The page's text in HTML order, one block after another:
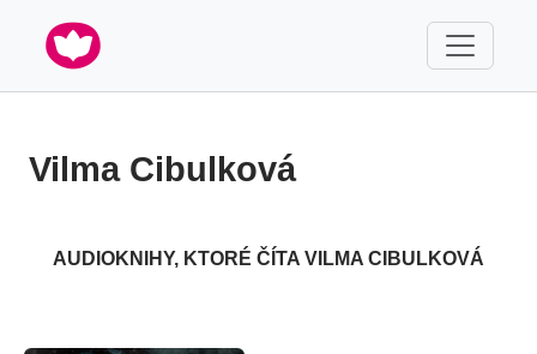
Vilma Cibulková
AUDIOKNIHY, KTORÉ ČÍTA VILMA CIBULKOVÁ